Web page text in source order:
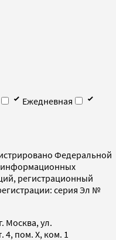
Ежедневная
Федеральной
информационных
регистрационный
серия Эл №
Москва, ул.
4, пом. X, ком. 1